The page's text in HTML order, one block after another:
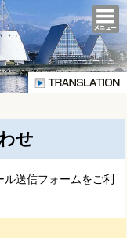
せ
送信フォームをご利